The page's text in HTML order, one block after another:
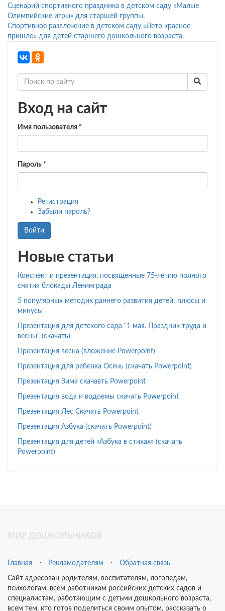
Сценарий спортивного праздника в детском саду «Малые
Олимпийские игры» для старшей группы.
Спортивное развлечение в детском саду «Лето красное
пришло» для детей старшего дошкольного возраста.
Вход на сайт
Имя пользователя *
Пароль *
Регистрация
Забыли пароль?
Войти
Новые статьи
Конспект и презентация, посвященные 75-летию полного
снятия блокады Ленинграда
5 популярных методик раннего развития детей: плюсы и
минусы
Презентация для детского сада "1 мая. Праздник труда и
весны" (скачать)
Презентация весна (вложение Powerpoint)
Презентация для ребенка Осень (скачать Powerpoint)
Презентация Зима скачавть Powerpoint
Презентация вода и водоемы скачать Powerpoint
Презентация Лес Скачать Powerpoint
Презентация Азбука (скачать Powerpoint)
Презентация для детей «Азбука в стихах» (скачать
Powerpoint)
Главная ⋅ Рекламодателям ⋅ Обратная связь
Сайт адресован родителям, воспитателям, логопедам,
психологам, всем работникам российских детских садов и
специалистам, работающим с детьми дошкольного возраста,
всем тем, кто готов поделиться своим опытом, рассказать о